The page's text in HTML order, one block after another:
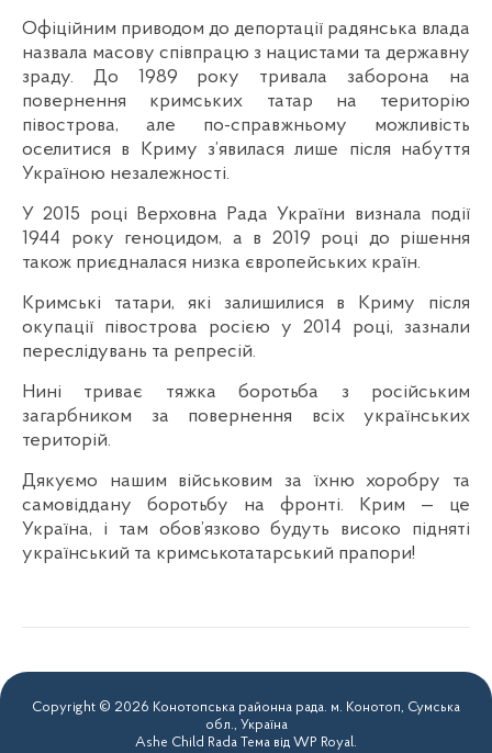
Офіційним приводом до депортації радянська влада
назвала масову співпрацю з нацистами та державну
зраду. До 1989 року тривала заборона на
повернення кримських татар на територію
півострова, але по-справжньому можливість
оселитися в Криму з’явилася лише після набуття
Україною незалежності.
У 2015 році Верховна Рада України визнала події
1944 року геноцидом, а в 2019 році до рішення
також приєдналася низка європейських країн.
Кримські татари, які залишилися в Криму після
окупації півострова росією у 2014 році, зазнали
переслідувань та репресій.
Нині триває тяжка боротьба з російським
загарбником за повернення всіх українських
територій.
Дякуємо нашим військовим за їхню хоробру та
самовіддану боротьбу на фронті. Крим — це
Україна, і там обов’язково будуть високо підняті
український та кримськотатарський прапори!
Copyright © 2026 Конотопська районна рада. м. Конотоп, Сумська
обл., Україна
Ashe Child Rada Тема від WP Royal.